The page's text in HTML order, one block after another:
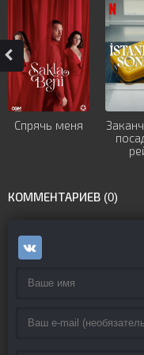
Спрячь меня
КОММЕНТАРИЕВ (0)